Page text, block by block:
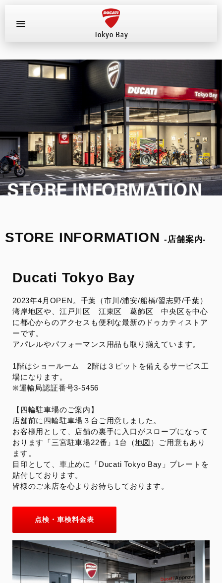
Tokyo Bay
店舗へ電話する
047-307-1098
お知らせ
新車
中古車
試乗車
イベント
来店予約
STORE INFORMATION-店舗案内-
Ducati Tokyo Bay
2023年4月OPEN。千葉（市川/浦安/船橋/習志野/千葉）
湾岸地区や、江戸川区 江東区 葛飾区 中央区を中心
に都心からのアクセスも便利な最新のドゥカティストア
ーです。
アパレルやパフォーマンス用品も取り揃えています。
1階はショールーム 2階は３ピットを備えるサービス工
場になります。
※運輸局認証番号3-5456
【四輪駐車場のご案内】
店舗前に四輪駐車場３台ご用意しました。
お客様用として、店舗の裏手に入口がスロープになって
おります「三宮駐車場22番」1台（地図 ）ご用意もあり
ます。
目印として、車止めに「Ducati Tokyo Bay」プレートを
貼付しております。
皆様のご来店を心よりお待ちしております。
点検・車検料金表